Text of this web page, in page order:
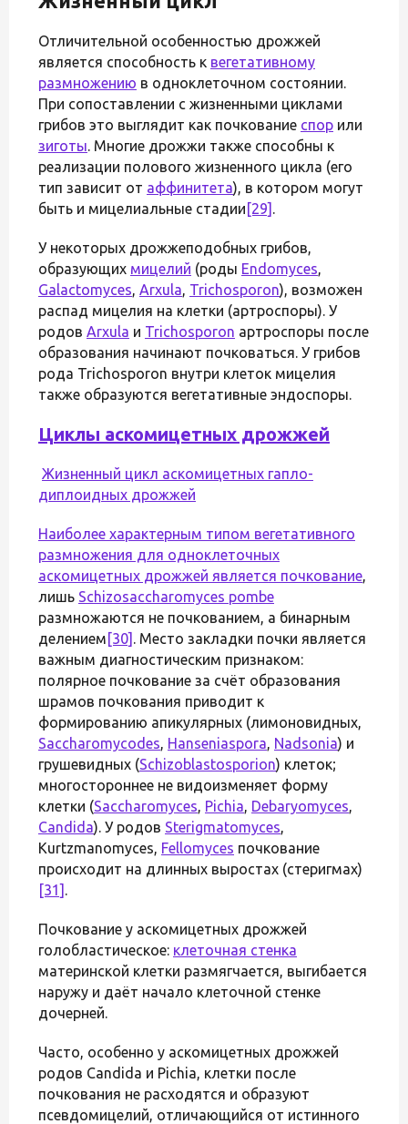
Отличительной особенностью дрожжей
является способность к вегетативному
размножению в одноклеточном состоянии.
При сопоставлении с жизненными циклами
грибов это выглядит как почкование спор или
зиготы. Многие дрожжи также способны к
реализации полового жизненного цикла (его
тип зависит от аффинитета), в котором могут
быть и мицелиальные стадии [29] .
У некоторых дрожжеподобных грибов,
образующих мицелий (роды Endomyces,
Galactomyces, Arxula, Trichosporon), возможен
распад мицелия на клетки (артроспоры). У
родов Arxula и Trichosporon артроспоры после
образования начинают почковаться. У грибов
рода Trichosporon внутри клеток мицелия
также образуются вегетативные эндоспоры.
Циклы аскомицетных дрожжей
Жизненный цикл аскомицетных гапло-
диплоидных дрожжей
Наиболее характерным типом вегетативного
размножения для одноклеточных
аскомицетных дрожжей является почкование,
лишь Schizosaccharomyces pombe
размножаются не почкованием, а бинарным
делением [30] . Место закладки почки является
важным диагностическим признаком:
полярное почкование за счёт образования
шрамов почкования приводит к
формированию апикулярных (лимоновидных,
Saccharomycodes, Hanseniaspora, Nadsonia) и
грушевидных (Schizoblastosporion) клеток;
многостороннее не видоизменяет форму
клетки (Saccharomyces, Pichia, Debaryomyces,
Candida). У родов Sterigmatomyces,
Kurtzmanomyces, Fellomyces почкование
происходит на длинных выростах (стеригмах)
[31] .
Почкование у аскомицетных дрожжей
голобластическое: клеточная стенка
материнской клетки размягчается, выгибается
наружу и даёт начало клеточной стенке
дочерней.
Часто, особенно у аскомицетных дрожжей
родов Candida и Pichia, клетки после
почкования не расходятся и образуют
псевдомицелий, отличающийся от истинного